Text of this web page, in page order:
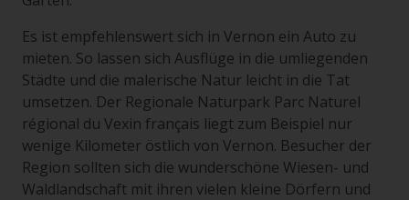
Es ist empfehlenswert sich in Vernon ein Auto zu
mieten. So lassen sich Ausflüge in die umliegenden
Städte und die malerische Natur leicht in die Tat
umsetzen. Der Regionale Naturpark Parc Naturel
régional du Vexin français liegt zum Beispiel nur
wenige Kilometer östlich von Vernon. Besucher der
Region sollten sich die wunderschöne Wiesen- und
Waldlandschaft mit ihren vielen kleine Dörfern und